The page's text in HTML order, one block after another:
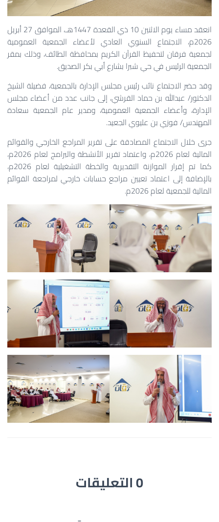
انعقد مساء يوم الاثنين 10 ذي القعدة 1447هـ، الموافق 27 أبريل
2026م، الاجتماع السنوي العادي لأعضاء الجمعية العمومية
لجمعية فرقان لتحفيظ القرآن الكريم بمحافظة الطائف، وذلك بمقر
الجمعية الرئيس في حي شبرا بشارع أبي بكر الصديق.
وقد حضر الاجتماع نائب رئيس مجلس الإدارة بالجمعية، فضيلة الشيخ
الدكتور/ عبدالله بن حماد القرشي، إلى جانب عدد من أعضاء مجلس
الإدارة، وأعضاء الجمعية العمومية، ومدير عام الجمعية سعادة
المهندس/ فوزي بن عليوي الجعيد.
جرى خلال الاجتماع المصادقة على تقرير المراجع الخارجي والقوائم
المالية لعام 2026م، واعتماد تقرير الأنشطة والبرامج لعام 2026م،
كما تم إقرار الموازنة التقديرية والخطة التشغيلية لعام 2026م،
بالإضافة إلى اعتماد تعيين مراجع حسابات خارجي لمراجعة القوائم
المالية للجمعية لعام 2026م.
0 التعليقات